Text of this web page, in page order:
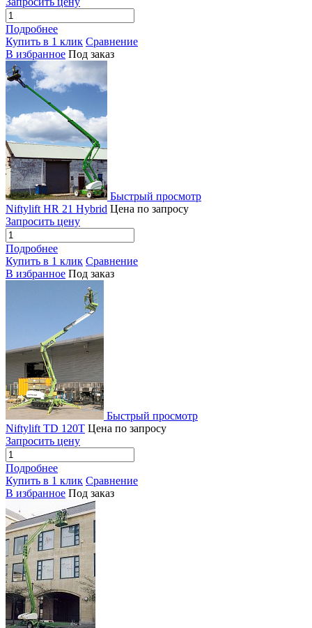
Подробнее
Купить в 1 клик Сравнение
В избранное Под заказ
Быстрый просмотр
Niftylift HR 21 Hybrid Цена по запросу
Запросить цену
Подробнее
Купить в 1 клик Сравнение
В избранное Под заказ
Быстрый просмотр
Niftylift TD 120T Цена по запросу
Запросить цену
Подробнее
Купить в 1 клик Сравнение
В избранное Под заказ